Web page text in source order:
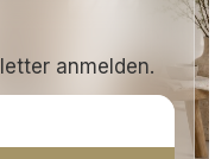
anmelden.